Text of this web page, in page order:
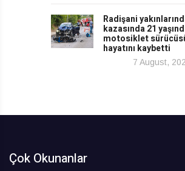
Radişani
kazasında 21
motosiklet
hayatını kaybetti
7 August,
Çok Okunanlar